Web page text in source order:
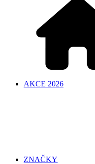
AKCE 2026
ZNAČKY